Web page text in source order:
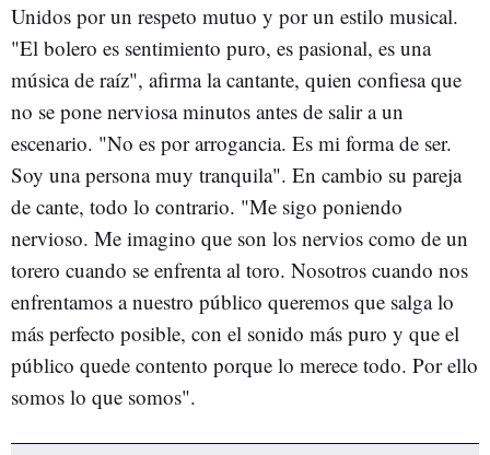
Unidos por un respeto mutuo y por un estilo musical.
"El bolero es sentimiento puro, es pasional, es una
música de raíz", afirma la cantante, quien confiesa que
no se pone nerviosa minutos antes de salir a un
escenario. "No es por arrogancia. Es mi forma de ser.
Soy una persona muy tranquila". En cambio su pareja
de cante, todo lo contrario. "Me sigo poniendo
nervioso. Me imagino que son los nervios como de un
torero cuando se enfrenta al toro. Nosotros cuando nos
enfrentamos a nuestro público queremos que salga lo
más perfecto posible, con el sonido más puro y que el
público quede contento porque lo merece todo. Por ello
somos lo que somos".